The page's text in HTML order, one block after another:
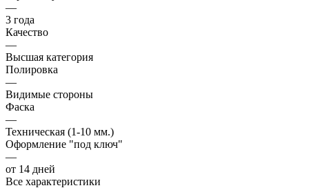
—
3 года
Качество
—
Высшая категория
Полировка
—
Видимые стороны
Фаска
—
Техническая (1-10 мм.)
Оформление "под ключ"
—
от 14 дней
Все характеристики